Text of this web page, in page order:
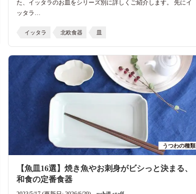
た、イッタラのお皿をシリーズ別に詳しくご紹介します。 先にイ
ッタラ…
イッタラ 北欧食器 皿
うつわの種類
【魚皿16選】焼き魚やお刺身がビシっと決まる、
和食の定番食器